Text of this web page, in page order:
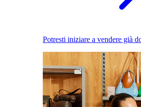
Potresti iniziare a vendere già